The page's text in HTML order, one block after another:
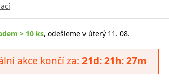
> 10 ks, odešleme v úterý 11. 08.
akce končí za: 21d: 21h: 27m